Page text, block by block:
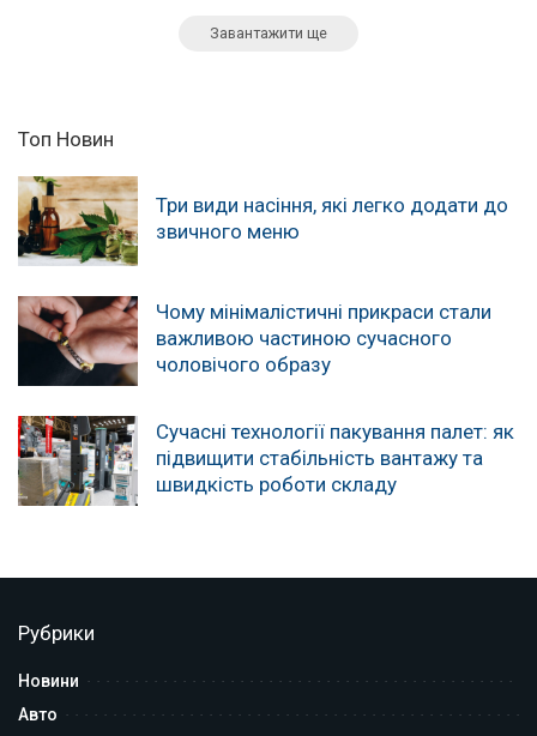
Завантажити ще
Топ Новин
Три види насіння, які легко додати до
звичного меню
Чому мінімалістичні прикраси стали
важливою частиною сучасного
чоловічого образу
Сучасні технології пакування палет: як
підвищити стабільність вантажу та
швидкість роботи складу
Рубрики
Новини
Авто